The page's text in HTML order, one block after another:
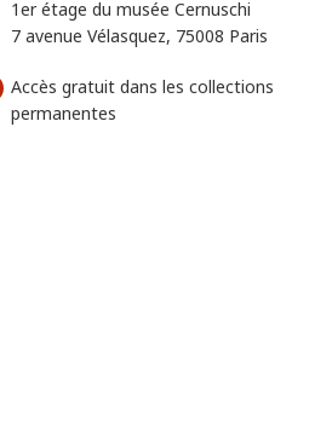
1er étage du musée Cernuschi
7 avenue Vélasquez, 75008 Paris
Accès gratuit dans les collections
permanentes